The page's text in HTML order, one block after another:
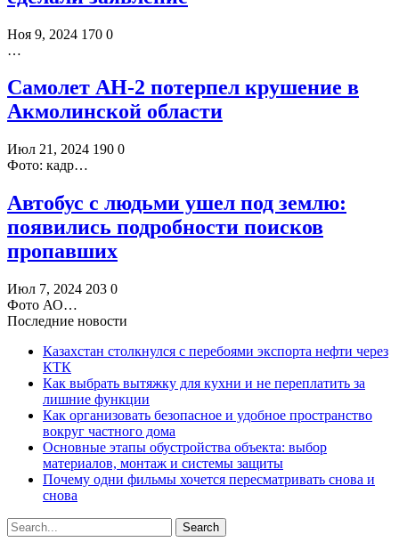
Ноя 9, 2024 170 0
…
Самолет АН-2 потерпел крушение в
Акмолинской области
Июл 21, 2024 190 0
Фото: кадр…
Автобус с людьми ушел под землю:
появились подробности поисков
пропавших
Июл 7, 2024 203 0
Фото АО…
Последние новости
Казахстан столкнулся с перебоями экспорта нефти через
КТК
Как выбрать вытяжку для кухни и не переплатить за
лишние функции
Как организовать безопасное и удобное пространство
вокруг частного дома
Основные этапы обустройства объекта: выбор
материалов, монтаж и системы защиты
Почему одни фильмы хочется пересматривать снова и
снова